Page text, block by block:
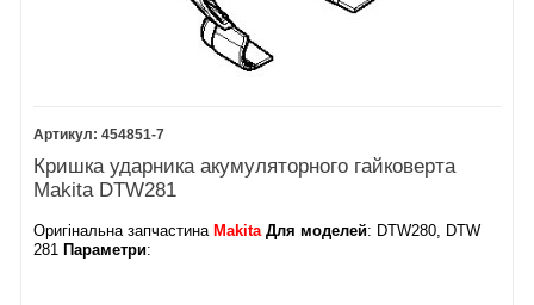
454851-7
Кришка ударника акумуляторного гайковерта
Makita DTW281
Оригінальна запчастина Makita Для моделей: DTW280, DTW
281 Параметри: